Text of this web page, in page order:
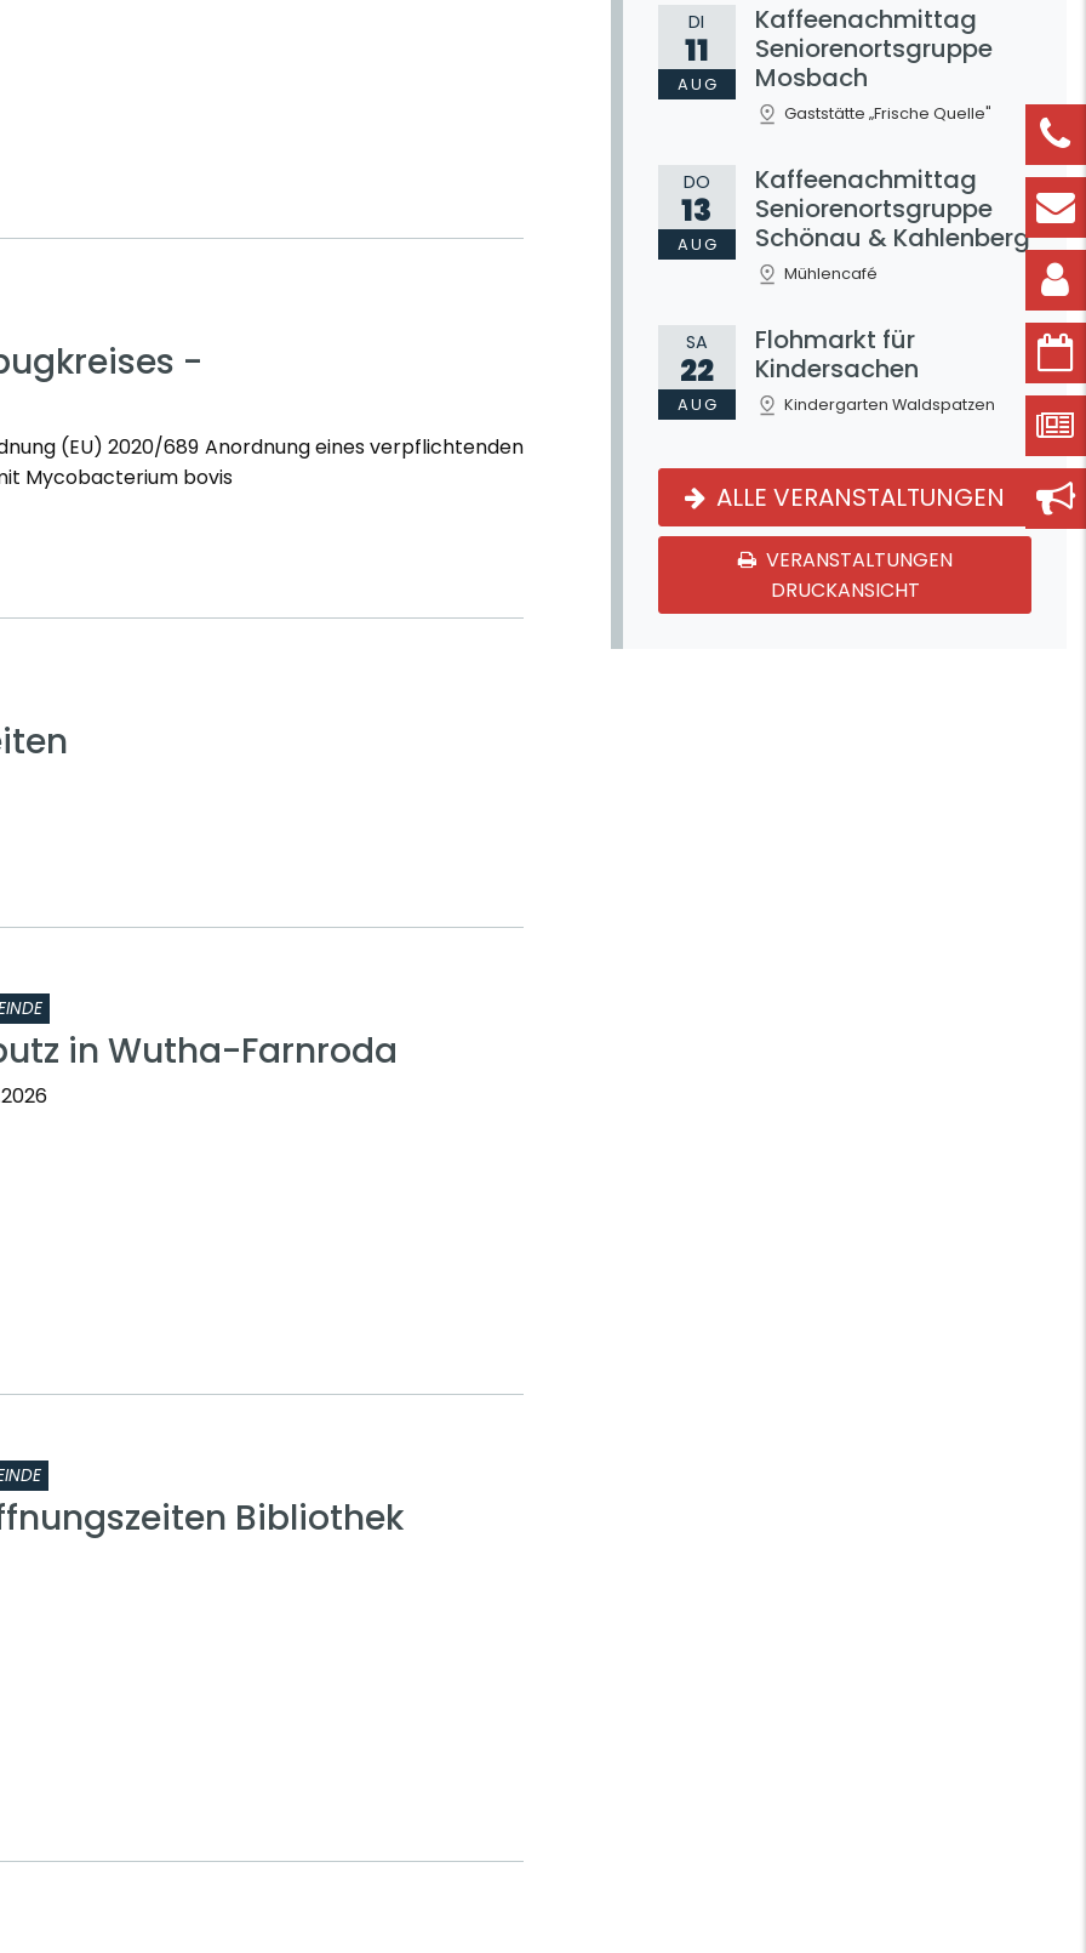
-
(EU) 2020/689 Anordnung eines verpflichtenden
Mycobacterium bovis
in Wutha-Farnroda
Bibliothek
DI
11
AUG
Kaffeenachmittag
Seniorenortsgruppe
Mosbach
Gaststätte „Frische Quelle"
DO
13
AUG
Kaffeenachmittag
Seniorenortsgruppe
Schönau & Kahlenberg
Mühlencafé
SA
22
AUG
Flohmarkt für
Kindersachen
Kindergarten Waldspatzen
ALLE VERANSTALTUNGEN
VERANSTALTUNGEN
DRUCKANSICHT